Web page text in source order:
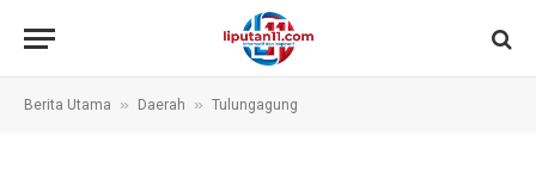
Berita Utama » Daerah » Tulungagung